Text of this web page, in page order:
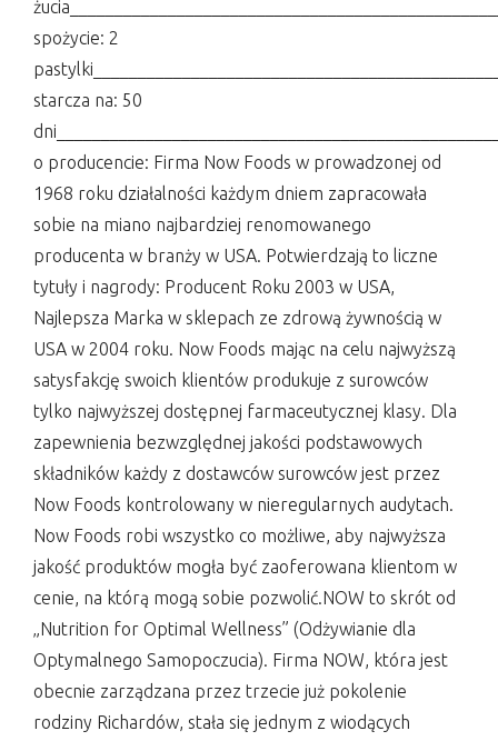
spożycie: 2
starcza na: 50
o producencie: Firma Now Foods w prowadzonej od
1968 roku działalności każdym dniem zapracowała
sobie na miano najbardziej renomowanego
producenta w branży w USA. Potwierdzają to liczne
tytuły i nagrody: Producent Roku 2003 w USA,
Najlepsza Marka w sklepach ze zdrową żywnością w
USA w 2004 roku. Now Foods mając na celu najwyższą
satysfakcję swoich klientów produkuje z surowców
tylko najwyższej dostępnej farmaceutycznej klasy. Dla
zapewnienia bezwzględnej jakości podstawowych
składników każdy z dostawców surowców jest przez
Now Foods kontrolowany w nieregularnych audytach.
Now Foods robi wszystko co możliwe, aby najwyższa
jakość produktów mogła być zaoferowana klientom w
cenie, na którą mogą sobie pozwolić.NOW to skrót od
„Nutrition for Optimal Wellness” (Odżywianie dla
Optymalnego Samopoczucia). Firma NOW, która jest
obecnie zarządzana przez trzecie już pokolenie
rodziny Richardów, stała się jednym z wiodących